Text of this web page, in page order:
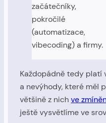
začátečníky,
pokročilé
(automatizace,
vibecoding) a firmy.
Každopádně tedy platí
a nevýhody, které měl
většině z nichve
ještě vysvětlíme ve